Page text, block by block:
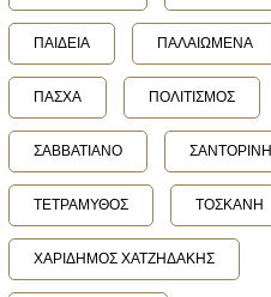
ΠΑΙΔΕΙΑ ΠΑΛΑΙΩΜΕΝΑ
ΠΑΣΧΑ ΠΟΛΙΤΙΣΜΟΣ
ΣΑΒΒΑΤΙΑΝΟ ΣΑΝΤΟΡΙΝΗ
ΤΕΤΡΑΜΥΘΟΣ ΤΟΣΚΑΝΗ
ΧΑΡΙΔΗΜΟΣ ΧΑΤΖΗΔΑΚΗΣ